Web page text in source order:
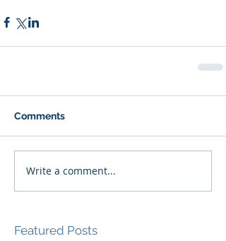
Comments
Write a comment...
Featured Posts